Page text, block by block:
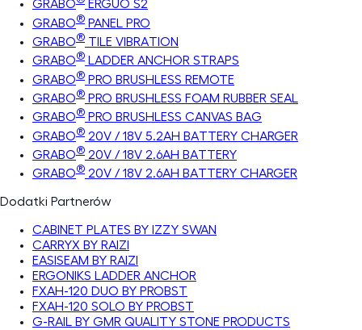
GRABO
ERGUO S2
GRABO® PANEL PRO
GRABO® TILE VIBRATION
GRABO® LADDER ANCHOR STRAPS
GRABO® PRO BRUSHLESS REMOTE
GRABO® PRO BRUSHLESS FOAM RUBBER SEAL
GRABO® PRO BRUSHLESS CANVAS BAG
GRABO® 20V / 18V 5.2AH BATTERY CHARGER
GRABO® 20V / 18V 2.6AH BATTERY
GRABO® 20V / 18V 2.6AH BATTERY CHARGER
Dodatki Partnerów
CABINET PLATES BY IZZY SWAN
CARRYX BY RAIZI
EASISEAM BY RAIZI
ERGONIKS LADDER ANCHOR
FXAH-120 DUO BY PROBST
FXAH-120 SOLO BY PROBST
G-RAIL BY GMR QUALITY STONE PRODUCTS